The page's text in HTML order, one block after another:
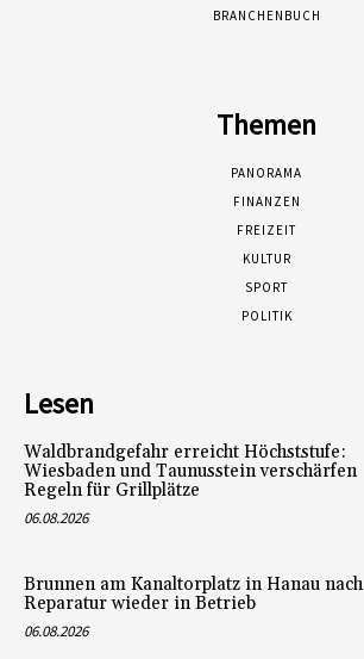
BRANCHENBUCH
Themen
PANORAMA
FINANZEN
FREIZEIT
KULTUR
SPORT
POLITIK
Lesen
Waldbrandgefahr erreicht Höchststufe:
Wiesbaden und Taunusstein verschärfen
Regeln für Grillplätze
06.08.2026
Brunnen am Kanaltorplatz in Hanau nach
Reparatur wieder in Betrieb
06.08.2026